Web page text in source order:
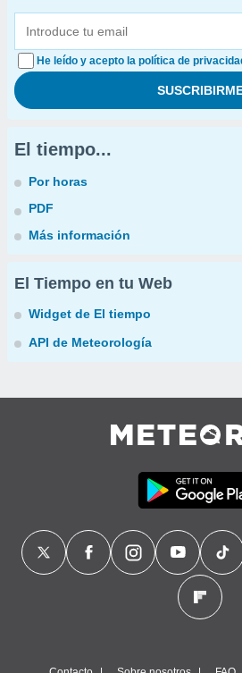
He leído y acepto la política de
El tiempo...
Por horas
PDF
Más información
El Tiempo en tu Web
Widget de El tiempo
API de Meteorología